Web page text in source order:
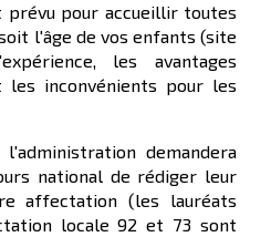
prévu pour accueillir toutes
l'âge de vos enfants (site
les avantages
les inconvénients pour les
l'administration demandera
national de rédiger leur
affectation (les lauréats
locale 92 et 73 sont